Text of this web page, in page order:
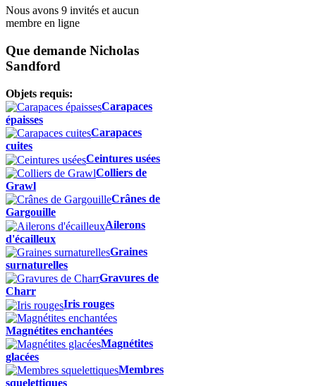
Nous avons 9 invités et aucun
membre en ligne
Que demande Nicholas
Sandford
Objets requis:
Carapaces
épaisses
Carapaces
cuites
Ceintures usées
Colliers de
Grawl
Crânes de
Gargouille
Ailerons
d'écailleux
Graines
surnaturelles
Gravures de
Charr
Iris rouges
Magnétites enchantées
Magnétites
glacées
Membres
squelettiques